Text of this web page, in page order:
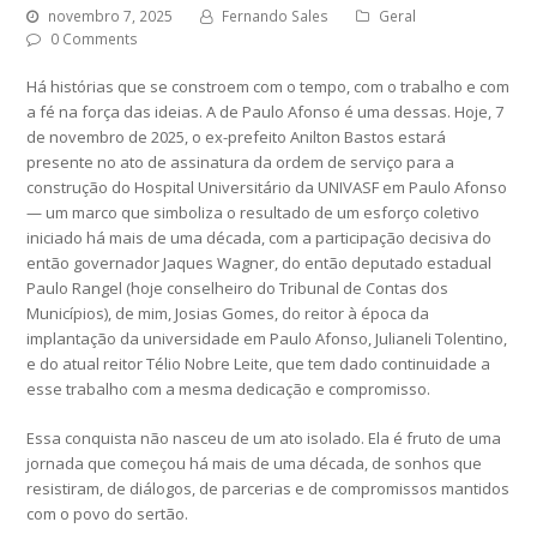
novembro 7, 2025 Fernando Sales
Geral
0 Comments
Há histórias que se constroem com o tempo, com o trabalho e com
a fé na força das ideias. A de Paulo Afonso é uma dessas. Hoje, 7
de novembro de 2025, o ex-prefeito Anilton Bastos estará
presente no ato de assinatura da ordem de serviço para a
construção do Hospital Universitário da UNIVASF em Paulo Afonso
— um marco que simboliza o resultado de um esforço coletivo
iniciado há mais de uma década, com a participação decisiva do
então governador Jaques Wagner, do então deputado estadual
Paulo Rangel (hoje conselheiro do Tribunal de Contas dos
Municípios), de mim, Josias Gomes, do reitor à época da
implantação da universidade em Paulo Afonso, Julianeli Tolentino,
e do atual reitor Télio Nobre Leite, que tem dado continuidade a
esse trabalho com a mesma dedicação e compromisso.
Essa conquista não nasceu de um ato isolado. Ela é fruto de uma
jornada que começou há mais de uma década, de sonhos que
resistiram, de diálogos, de parcerias e de compromissos mantidos
com o povo do sertão.